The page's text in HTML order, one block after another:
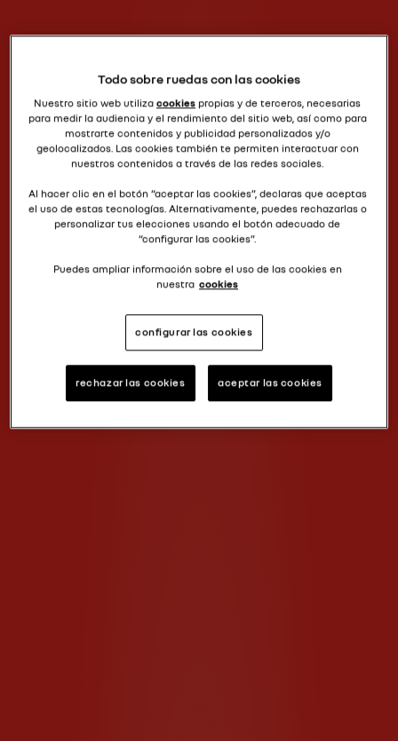
Todo sobre ruedas con las cookies
Nuestro sitio web utiliza cookies propias y de terceros, necesarias
para medir la audiencia y el rendimiento del sitio web, así como para
mostrarte contenidos y publicidad personalizados y/o
geolocalizados. Las cookies también te permiten interactuar con
nuestros contenidos a través de las redes sociales.
Al hacer clic en el botón “aceptar las cookies”, declaras que aceptas
el uso de estas tecnologías. Alternativamente, puedes rechazarlas o
personalizar tus elecciones usando el botón adecuado de
“configurar las cookies”.
Puedes ampliar información sobre el uso de las cookies en
nuestra cookies
configurar las cookies
rechazar las cookies aceptar las cookies